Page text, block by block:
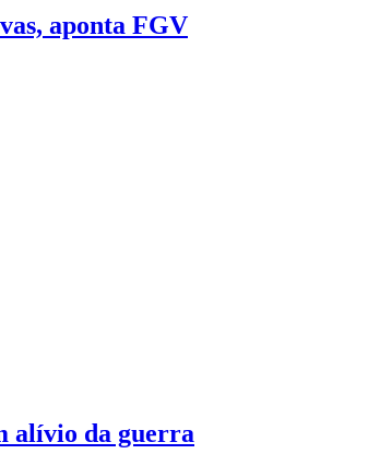
aponta FGV
alívio da guerra